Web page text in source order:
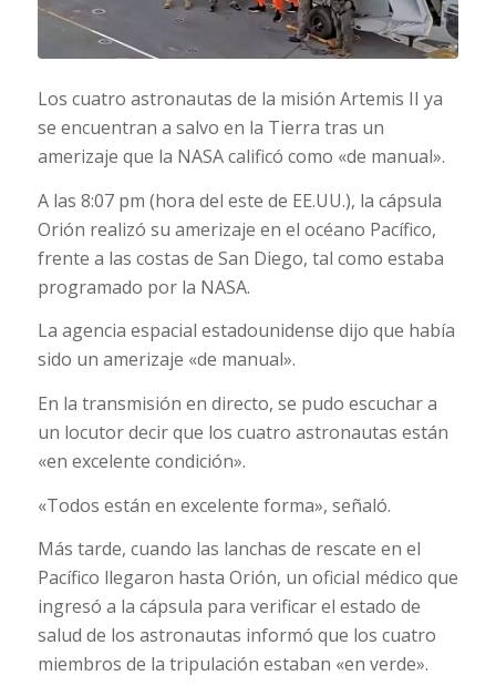
Los cuatro astronautas de la misión Artemis II ya
se encuentran a salvo en la Tierra tras un
amerizaje que la NASA calificó como «de manual».
A las 8:07 pm (hora del este de EE.UU.), la cápsula
Orión realizó su amerizaje en el océano Pacífico,
frente a las costas de San Diego, tal como estaba
programado por la NASA.
La agencia espacial estadounidense dijo que había
sido un amerizaje «de manual».
En la transmisión en directo, se pudo escuchar a
un locutor decir que los cuatro astronautas están
«en excelente condición».
«Todos están en excelente forma», señaló.
Más tarde, cuando las lanchas de rescate en el
Pacífico llegaron hasta Orión, un oficial médico que
ingresó a la cápsula para verificar el estado de
salud de los astronautas informó que los cuatro
miembros de la tripulación estaban «en verde».